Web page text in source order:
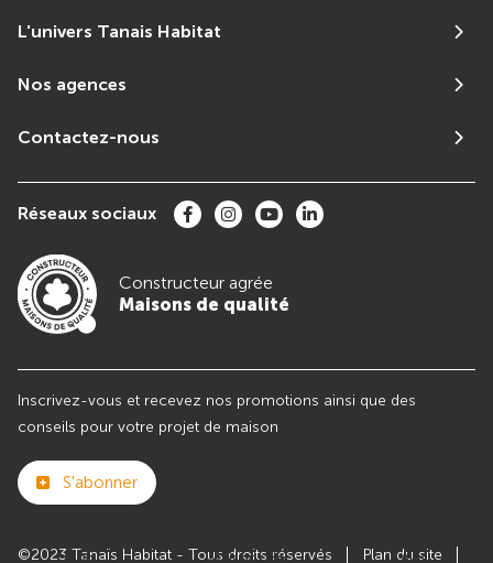
Club Maisons de Avis
L'univers Tanais Habitat
Nos agences
Contactez-nous
Réseaux sociaux
Constructeur agrée
Maisons de qualité
Inscrivez-vous et recevez nos promotions ainsi que des
conseils pour votre projet de maison
S'abonner
©2023 Tanaïs Habitat - Tous droits réservés Plan du site